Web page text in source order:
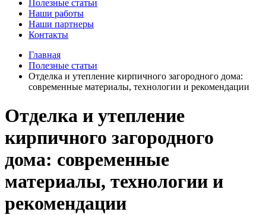
Полезные статьи
Наши работы
Наши партнеры
Контакты
Главная
Полезные статьи
Отделка и утепление кирпичного загородного дома:
современные материалы, технологии и рекомендации
Отделка и утепление
кирпичного загородного
дома: современные
материалы, технологии и
рекомендации